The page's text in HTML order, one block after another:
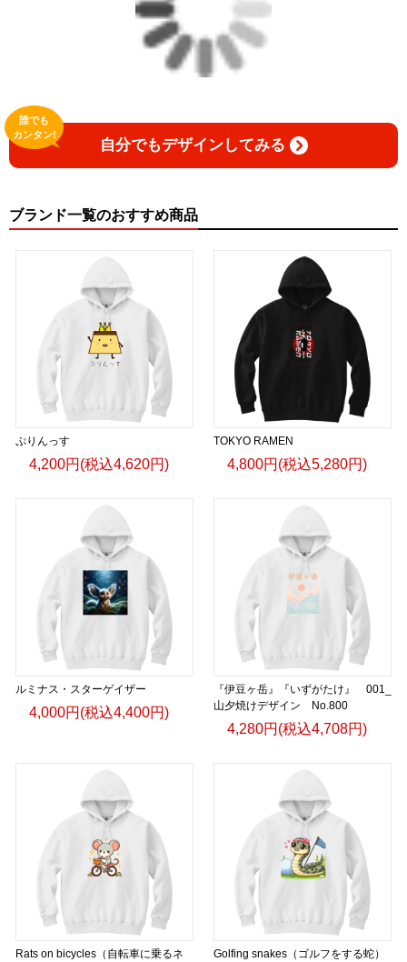
自分でもデザインしてみる
誰でも
カンタン!
ブランド一覧のおすすめ商品
ぷりんっす
4,200円(税込4,620円)
TOKYO RAMEN
4,800円(税込5,280円)
ルミナス・スターゲイザー
4,000円(税込4,400円)
『伊豆ヶ岳』『いずがたけ』 001_
山夕焼けデザイン No.800
4,280円(税込4,708円)
Rats on bicycles（自転車に乗るネ
Golfing snakes（ゴルフをする蛇）